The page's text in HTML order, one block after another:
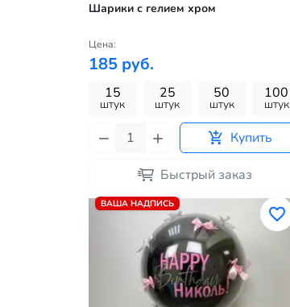
Шарики с гелием хром
Цена:
185 руб.
15
штук
25
штук
50
штук
100
штук
Купить
Быстрый заказ
ВАША НАДПИСЬ